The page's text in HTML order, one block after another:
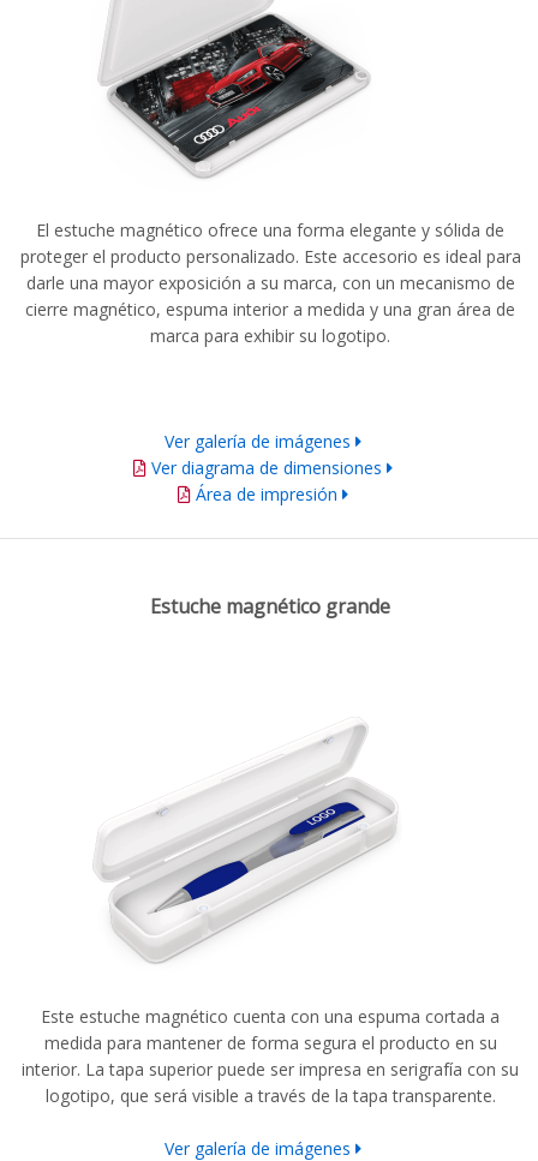
El estuche magnético ofrece una forma elegante y sólida de
proteger el producto personalizado. Este accesorio es ideal para
darle una mayor exposición a su marca, con un mecanismo de
cierre magnético, espuma interior a medida y una gran área de
marca para exhibir su logotipo.
Ver galería de imágenes
Ver diagrama de dimensiones
Área de impresión
Estuche magnético grande
Este estuche magnético cuenta con una espuma cortada a
medida para mantener de forma segura el producto en su
interior. La tapa superior puede ser impresa en serigrafía con su
logotipo, que será visible a través de la tapa transparente.
Ver galería de imágenes